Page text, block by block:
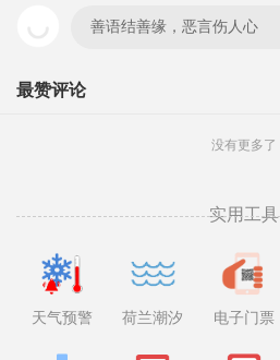
善语结善缘，恶言伤人心
最赞评论
没有更多了
实用工具
天气预警 荷兰潮汐 电子门票